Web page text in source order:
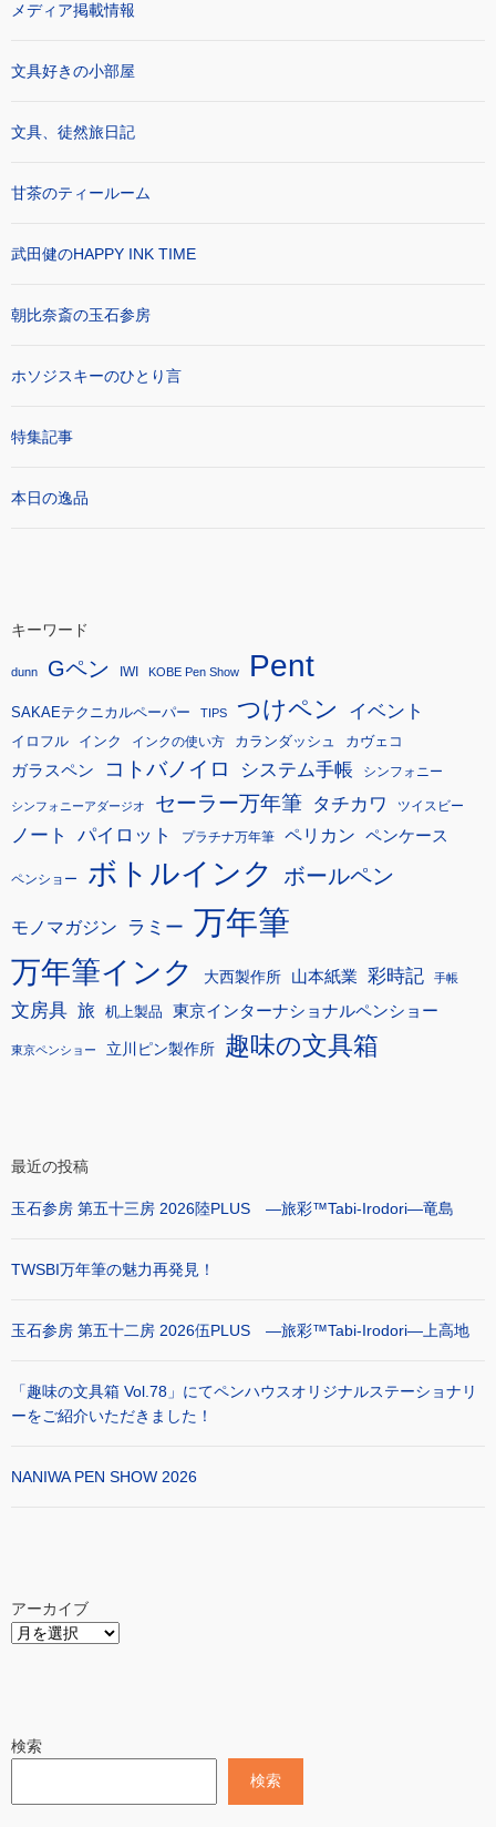
メディア掲載情報
文具好きの小部屋
文具、徒然旅日記
甘茶のティールーム
武田健のHAPPY INK TIME
朝比奈斎の玉石参房
ホソジスキーのひとり言
特集記事
本日の逸品
キーワード
dunn Gペン IWI KOBE Pen Show Pent
SAKAEテクニカルペーパー TIPS つけペン イベント
イロフル インク インクの使い方 カランダッシュ カヴェコ
ガラスペン コトバノイロ システム手帳 シンフォニー
シンフォニーアダージオ セーラー万年筆 タチカワ ツイスビー
ノート パイロット プラチナ万年筆 ペリカン ペンケース
ペンショー ボトルインク ボールペン
モノマガジン ラミー 万年筆
万年筆インク 大西製作所 山本紙業 彩時記 手帳
文房具 旅 机上製品 東京インターナショナルペンショー
東京ペンショー 立川ピン製作所 趣味の文具箱
最近の投稿
玉石参房 第五十三房 2026陸PLUS ―旅彩™Tabi-Irodori―竜島
TWSBI万年筆の魅力再発見！
玉石参房 第五十二房 2026伍PLUS ―旅彩™Tabi-Irodori―上高地
「趣味の文具箱 Vol.78」にてペンハウスオリジナルステーショナリ
ーをご紹介いただきました！
NANIWA PEN SHOW 2026
アーカイブ
検索
検索